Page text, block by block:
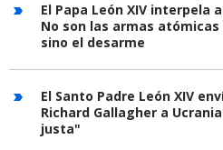
El Papa León XIV interpela
No son las armas
sino el desarme
El Santo Padre León XIV
Richard Gallagher a
justa"